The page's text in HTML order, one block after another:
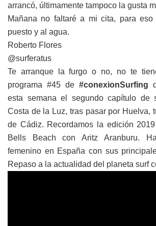
arrancó, últimamente tampoco la gusta
Mañana no faltaré a mi cita, para
puesto y al agua.
Roberto Flores
@surferatus
Te arranque la furgo o no, no te
programa #45 de #conexionSurfing
esta semana el segundo capítulo de
Costa de la Luz, tras pasar por Huelva,
de Cádiz. Recordamos la edición
Bells Beach con Aritz Aranburu.
femenino en España con sus
Repaso a la actualidad del planeta surf